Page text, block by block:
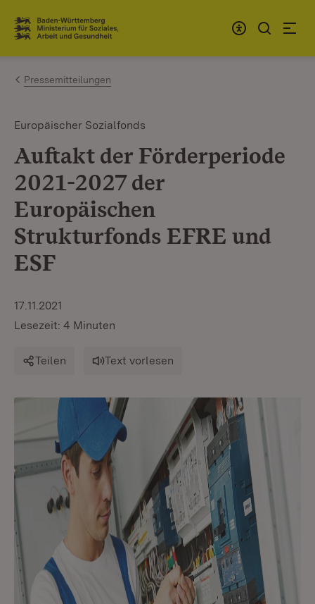
Zum Inhalt springen
Link zur Startseite
Pressemitteilungen
Europäischer Sozialfonds
Auftakt der Förderperiode
2021-2027 der
Europäischen
Strukturfonds EFRE und
ESF
17.11.2021
Lesezeit: 4 Minuten
Teilen Text vorlesen